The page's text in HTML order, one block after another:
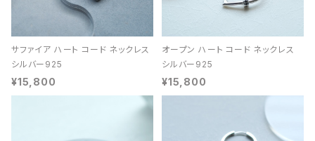
サファイア ハート コード ネックレス
シルバー925
¥15,800
オープン ハート コード ネックレス
シルバー925
¥15,800